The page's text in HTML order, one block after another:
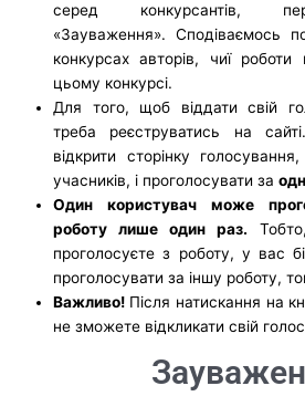
серед конкурсантів,
«Зауваження». Сподіваємось
конкурсах авторів, чиї
цьому конкурсі.
Для того, щоб віддати свій
треба реєструватись на
відкрити сторінку
учасників, і проголосувати за
Один користувач може
роботу лише один раз.
проголосуєте з роботу, у вас
проголосувати за іншу роботу,
Важливо! Після натискання на
не зможете відкликати свій